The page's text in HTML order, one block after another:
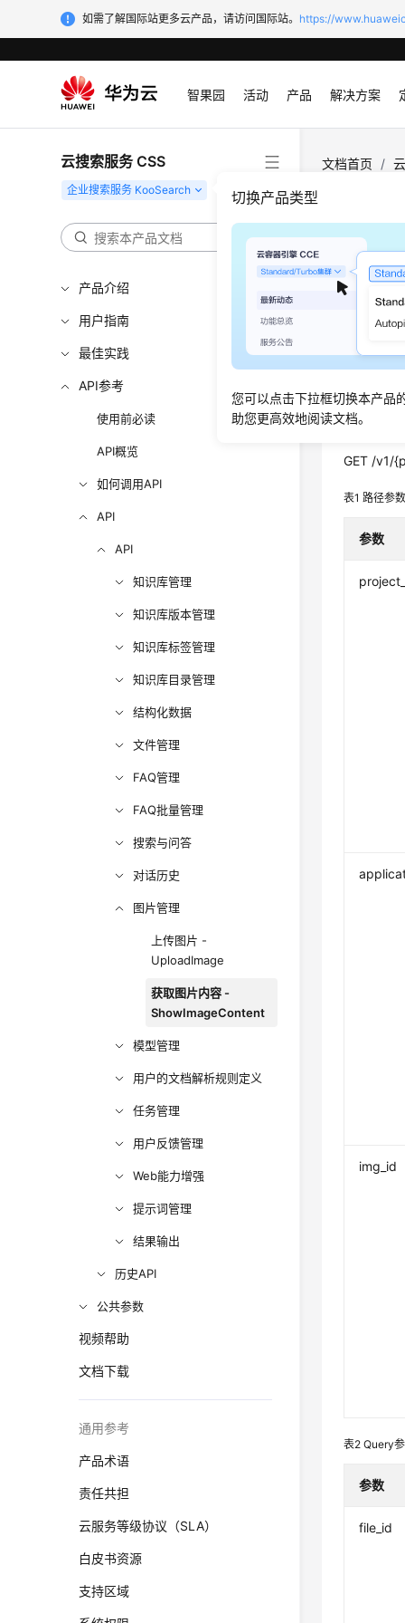
如需了解国际站更多云产品，请访问国际站。 https://
智果园 活动 产品 解决方案
云搜索服务 CSS
切换产品类型
您可以点击下拉框切换本产品
助您更高效地阅读文档。
产品介绍
用户指南
最佳实践
API参考
使用前必读
API概览
如何调用API
API
API
知识库管理
知识库版本管理
知识库标签管理
知识库目录管理
结构化数据
文件管理
FAQ管理
FAQ批量管理
搜索与问答
对话历史
图片管理
上传图片 -
UploadImage
获取图片内容 -
ShowImageContent
模型管理
用户的文档解析规则定义
任务管理
用户反馈管理
Web能力增强
提示词管理
结果输出
历史API
公共参数
视频帮助
文档下载
通用参考
产品术语
责任共担
云服务等级协议（SLA）
白皮书资源
支持区域
文档首页 /
获
更新时间：
URI
GET /v1/
表1路径参数
参数
img_id
表2Query
参数
file_id